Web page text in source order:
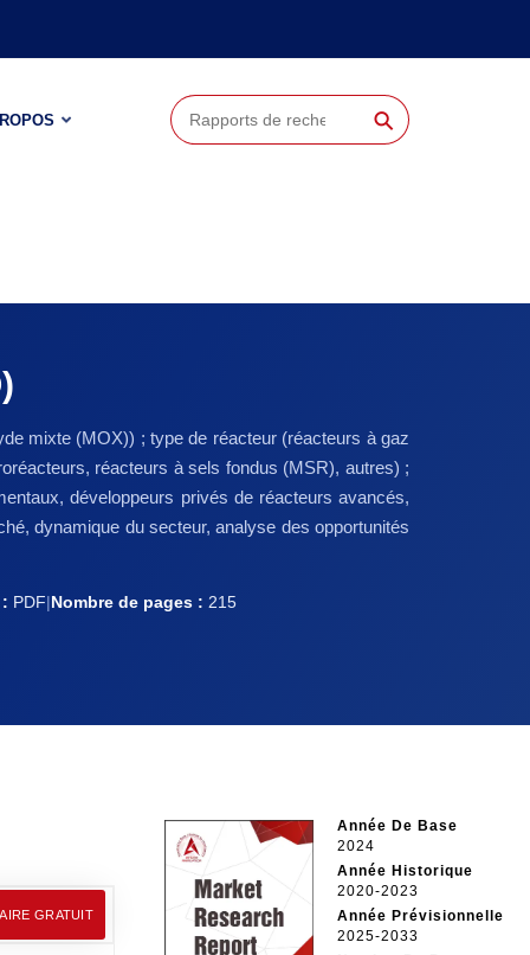
⚲
mixte (MOX)) ; type de réacteur (réacteurs à gaz
réacteurs à sels fondus (MSR), autres) ;
développeurs privés de réacteurs avancés,
dynamique du secteur, analyse des opportunités
PDF|Nombre de pages : 215
GRATUIT
Année De Base
2024
Année Historique
2020-2023
Année Prévisionnelle
2025-2033